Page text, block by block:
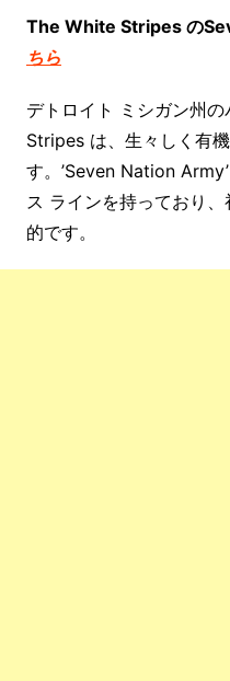
The White Stripes の
ちら
デトロイト ミシガン州
Stripes は、生々しく有
す。’Seven Nation
ス ラインを持っており
的です。